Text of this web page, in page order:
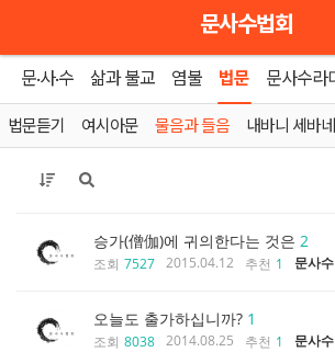
메뉴 건너뛰기
문사수법회
문·사·수 삶과 불교 염불 법문 문사수라
법문듣기 여시아문 물음과 들음 내바니 세바네
승가(僧伽)에 귀의한다는 것은 2
조회 7527 2015.04.12 추천 1 문사수
오늘도 출가하십니까? 1
조회 8038 2014.08.25 추천 1 문사수